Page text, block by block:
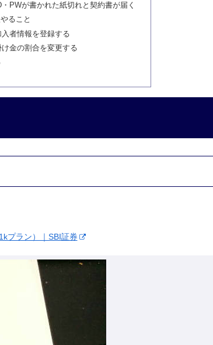
PWが書かれた紙切れと契約書が届く
ること
者情報を登録する
金の割合を変更する
プラン）｜SBI証券